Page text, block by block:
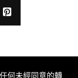
何未經同意的轉